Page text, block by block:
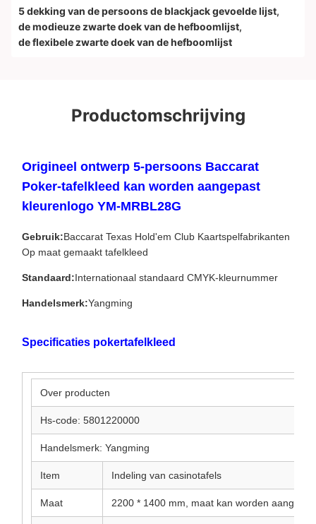
5 dekking van de persoons de blackjack gevoelde lijst,
de modieuze zwarte doek van de hefboomlijst,
de flexibele zwarte doek van de hefboomlijst
Productomschrijving
Origineel ontwerp 5-persoons Baccarat
Poker-tafelkleed kan worden aangepast
kleurenlogo YM-MRBL28G
Gebruik:Baccarat Texas Hold'em Club Kaartspelfabrikanten
Op maat gemaakt tafelkleed
Standaard:Internationaal standaard CMYK-kleurnummer
Handelsmerk:Yangming
Specificaties pokertafelkleed
Over producten
Hs-code: 5801220000
Handelsmerk: Yangming
Item Indeling van casinotafels
Maat 2200 * 1400 mm, maat kan worden